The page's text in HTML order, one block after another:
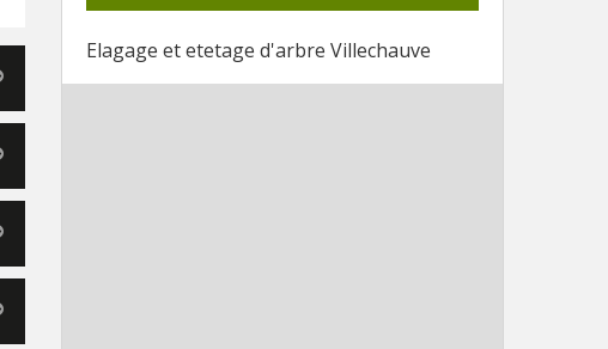
Elagage et etetage d'arbre Villechauve